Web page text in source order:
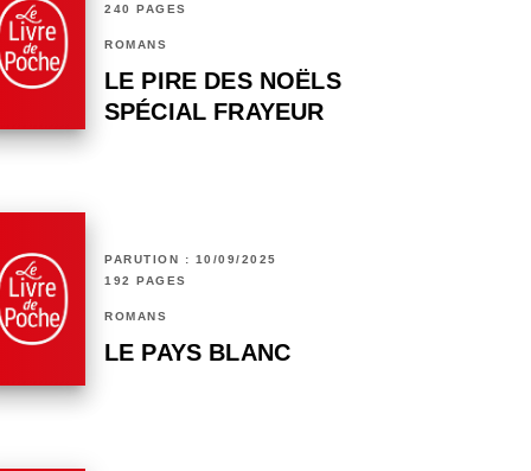
240 PAGES
ROMANS
LE PIRE DES NOËLS
SPÉCIAL FRAYEUR
PARUTION : 10/09/2025
192 PAGES
ROMANS
LE PAYS BLANC